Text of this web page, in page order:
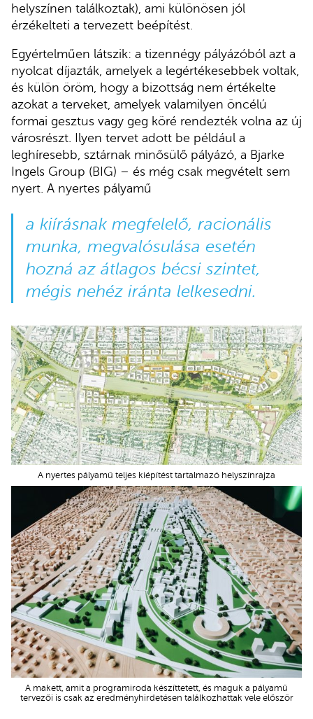
helyszínen találkoztak), ami különösen jól
érzékelteti a tervezett beépítést.
Egyértelműen látszik: a tizennégy pályázóból azt a
nyolcat díjazták, amelyek a legértékesebbek voltak,
és külön öröm, hogy a bizottság nem értékelte
azokat a terveket, amelyek valamilyen öncélú
formai gesztus vagy geg köré rendezték volna az új
városrészt. Ilyen tervet adott be például a
leghíresebb, sztárnak minősülő pályázó, a Bjarke
Ingels Group (BIG) – és még csak megvételt sem
nyert. A nyertes pályamű
a kiírásnak megfelelő, racionális
munka, megvalósulása esetén
hozná az átlagos bécsi szintet,
mégis nehéz iránta lelkesedni.
A nyertes pályamű teljes kiépítést tartalmazó helyszínrajza
A makett, amit a programiroda készíttetett, és maguk a pályamű
tervezői is csak az eredményhirdetésen találkozhattak vele először